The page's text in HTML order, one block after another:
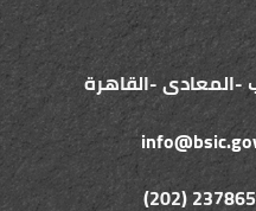
-المعادى -القاهرة